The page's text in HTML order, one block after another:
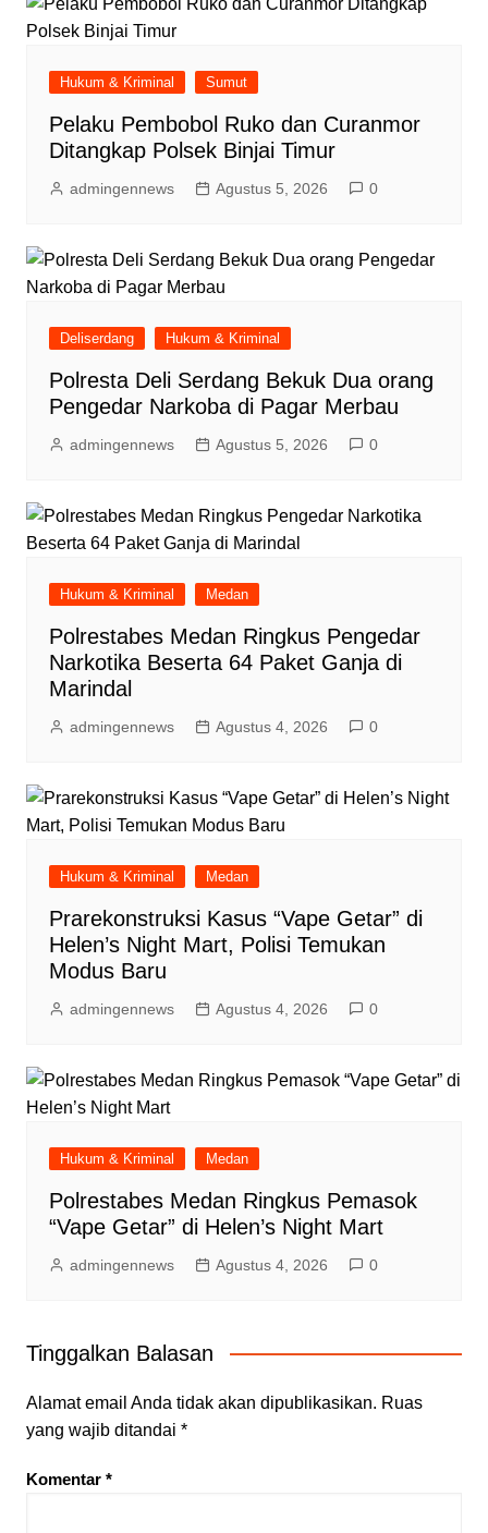
Hukum & Kriminal Sumut
Pelaku Pembobol Ruko dan Curanmor
Ditangkap Polsek Binjai Timur
admingennews Agustus 5, 2026 0
Deliserdang Hukum & Kriminal
Polresta Deli Serdang Bekuk Dua orang
Pengedar Narkoba di Pagar Merbau
admingennews Agustus 5, 2026 0
Hukum & Kriminal Medan
Polrestabes Medan Ringkus Pengedar
Narkotika Beserta 64 Paket Ganja di
Marindal
admingennews Agustus 4, 2026 0
Hukum & Kriminal Medan
Prarekonstruksi Kasus “Vape Getar” di
Helen’s Night Mart, Polisi Temukan
Modus Baru
admingennews Agustus 4, 2026 0
Hukum & Kriminal Medan
Polrestabes Medan Ringkus Pemasok
“Vape Getar” di Helen’s Night Mart
admingennews Agustus 4, 2026 0
Tinggalkan Balasan
Alamat email Anda tidak akan dipublikasikan. Ruas
yang wajib ditandai *
Komentar *